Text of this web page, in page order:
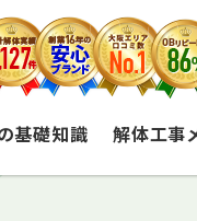
基礎知識 解体工事